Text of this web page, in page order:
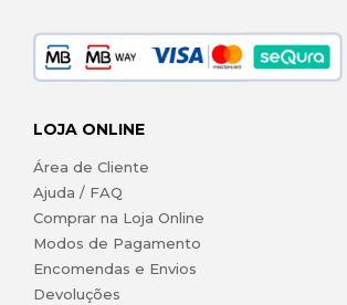
LOJA ONLINE
Área de Cliente
Ajuda / FAQ
Comprar na Loja Online
Modos de Pagamento
Encomendas e Envios
Devoluções